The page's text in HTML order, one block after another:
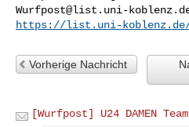
Wurfpost@list.uni-
https://list.uni-
Vorherige Nachricht
[Wurfpost] U24 DAMEN